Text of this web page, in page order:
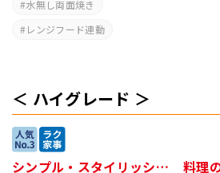
水無し両面焼き
レンジフード連動
ハイグレード
シンプル・スタイリッシュなハイグレードタイプ 料理